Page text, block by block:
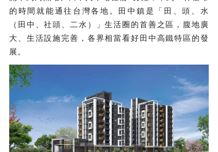
的時間就能通往台灣各地。田中鎮是「田、頭、水
（田中、社頭、二水）」生活圈的首善之區，腹地廣
大、生活設施完善，各界相當看好田中高鐵特區的發
展。